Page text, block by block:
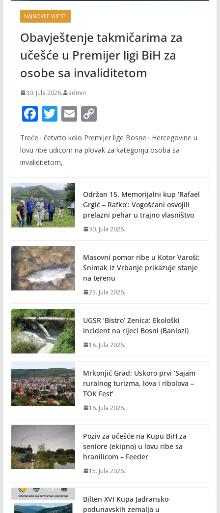
NAJNOVIJE VIJESTI
Obavještenje takmičarima za
učešće u Premijer ligi BiH za
osobe sa invaliditetom
30. Jula 2026. admin
F
ac
e
b
o
k
T
w
itt
er
E
m
ai
C
p
n
k
Treće i četvrto kolo Premijer lige Bosne i Hercegovine u
lovu ribe udicom na plovak za kategoriju osoba sa
invaliditetom,
Održan 15. Memorijalni kup ‘Rafael
Grgić – Rafko’: Vogošćani osvojili
prelazni pehar u trajno vlasništvo
30. Jula 2026.
Masovni pomor ribe u Kotor Varoši:
Snimak iz Vrbanje prikazuje stanje
na terenu
23. Jula 2026.
UGSR ‘Bistro’ Zenica: Ekološki
incident na rijeci Bosni (Banlozi)
18. Jula 2026.
Mrkonjić Grad: Uskoro prvi ‘Sajam
ruralnog turizma, lova i ribolova –
TOK Fest’
16. Jula 2026.
Poziv za učešće na Kupu BiH za
seniore (ekipno) u lovu ribe sa
hranilicom – Feeder
15. Jula 2026.
Bilten XVI Kupa Jadransko-
podunavskih zemalja u